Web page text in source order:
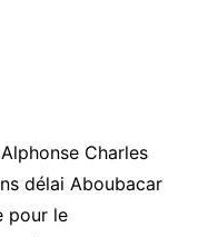
Charles
délai Aboubacar
pour le